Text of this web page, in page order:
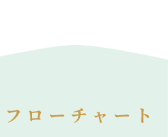
ローチャート